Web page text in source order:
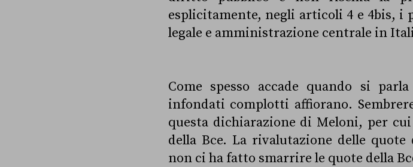
esplicitamente, negli articoli 4 e 4bis, i
legale e amministrazione centrale in
Come spesso accade quando si
infondati complotti affiorano.
questa dichiarazione di Meloni, per
della Bce. La rivalutazione delle
non ci ha fatto smarrire le quote della